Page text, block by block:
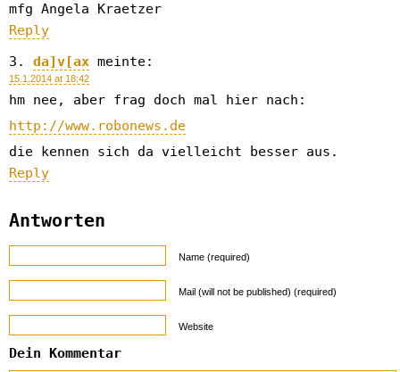
mfg Angela Kraetzer
Reply
da]v[ax meinte:
15.1.2014 at 18:42
hm nee, aber frag doch mal hier nach:
http://www.robonews.de
die kennen sich da vielleicht besser aus.
Reply
Antworten
Name (required)
Mail (will not be published) (required)
Website
Dein Kommentar